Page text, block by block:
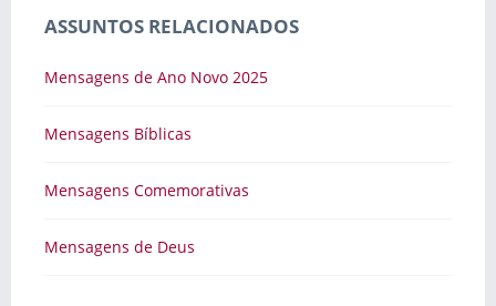
ASSUNTOS RELACIONADOS
Mensagens de Ano Novo 2025
Mensagens Bíblicas
Mensagens Comemorativas
Mensagens de Deus